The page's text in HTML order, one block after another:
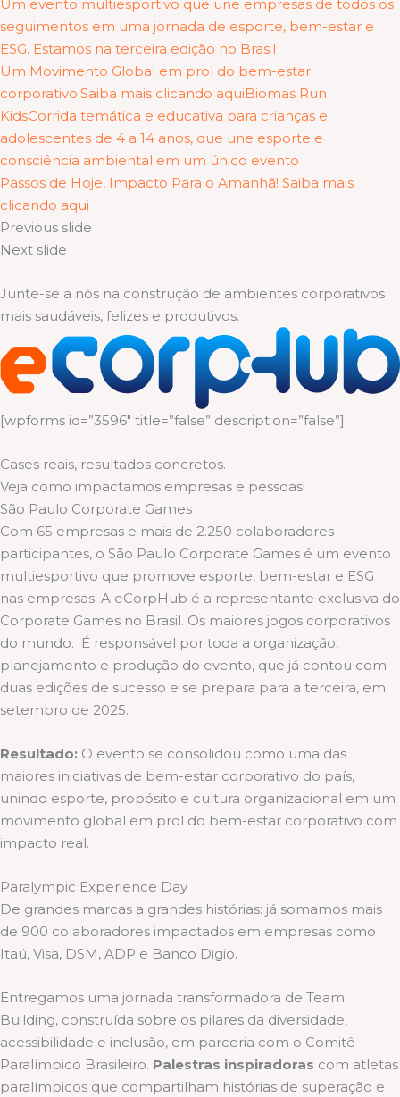
Um evento multiesportivo que une empresas de todos os
seguimentos em uma jornada de esporte, bem-estar e
ESG. Estamos na terceira edição no Brasil
Um Movimento Global em prol do bem-estar
corporativo.Saiba mais clicando aquiBiomas Run
KidsCorrida temática e educativa para crianças e
adolescentes de 4 a 14 anos, que une esporte e
consciência ambiental em um único evento
Passos de Hoje, Impacto Para o Amanhã! Saiba mais
clicando aqui
Previous slide
Next slide
Junte-se a nós na construção de ambientes corporativos
mais saudáveis, felizes e produtivos.
[wpforms id=”3596″ title=”false” description=”false”]
Cases reais, resultados concretos.
Veja como impactamos empresas e pessoas!
São Paulo Corporate Games
Com 65 empresas e mais de 2.250 colaboradores
participantes, o São Paulo Corporate Games é um evento
multiesportivo que promove esporte, bem-estar e ESG
nas empresas. A eCorpHub é a representante exclusiva do
Corporate Games no Brasil. Os maiores jogos corporativos
do mundo. É responsável por toda a organização,
planejamento e produção do evento, que já contou com
duas edições de sucesso e se prepara para a terceira, em
setembro de 2025.
Resultado: O evento se consolidou como uma das
maiores iniciativas de bem-estar corporativo do país,
unindo esporte, propósito e cultura organizacional em um
movimento global em prol do bem-estar corporativo com
impacto real.
Paralympic Experience Day
De grandes marcas a grandes histórias: já somamos mais
de 900 colaboradores impactados em empresas como
Itaú, Visa, DSM, ADP e Banco Digio.
Entregamos uma jornada transformadora de Team
Building, construída sobre os pilares da diversidade,
acessibilidade e inclusão, em parceria com o Comitê
Paralímpico Brasileiro. Palestras inspiradoras com atletas
paralímpicos que compartilham histórias de superação e